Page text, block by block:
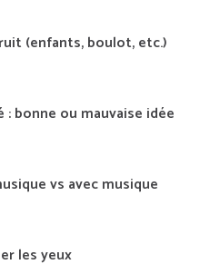
(enfants, boulot, etc.)
bonne ou mauvaise idée
vs avec musique
les yeux